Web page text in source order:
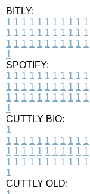
BITLY:
1 1 1 1 1 1 1 1 1 1 1
1 1 1 1 1 1 1 1 1 1 1
1 1 1 1 1 1 1 1 1 1 1
1
SPOTIFY:
1 1 1 1 1 1 1 1 1 1 1
1 1 1 1 1 1 1 1 1 1 1
1 1 1 1 1 1 1 1 1 1 1
1
CUTTLY BIO:
1
1 1 1 1 1 1 1 1 1 1 1
1 1 1 1 1 1 1 1 1 1 1
1 1 1 1 1 1 1 1 1 1 1
1
CUTTLY OLD: